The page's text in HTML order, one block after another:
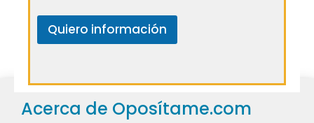
Quiero información
Acerca de Oposítame.com